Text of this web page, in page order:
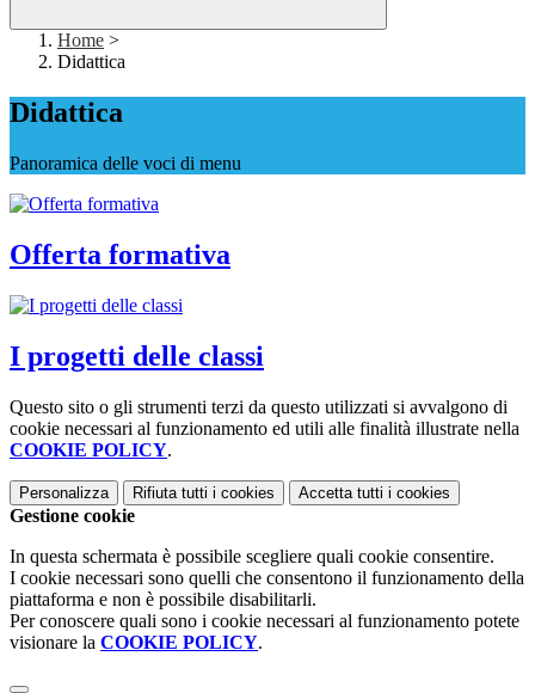
Home >
Didattica
Didattica
Panoramica delle voci di menu
Offerta formativa
I progetti delle classi
Questo sito o gli strumenti terzi da questo utilizzati si avvalgono di
cookie necessari al funzionamento ed utili alle finalità illustrate nella
COOKIE POLICY.
Personalizza Rifiuta tutti i cookies Accetta tutti i cookies
Gestione cookie
In questa schermata è possibile scegliere quali cookie consentire.
I cookie necessari sono quelli che consentono il funzionamento della
piattaforma e non è possibile disabilitarli.
Per conoscere quali sono i cookie necessari al funzionamento potete
visionare la COOKIE POLICY.